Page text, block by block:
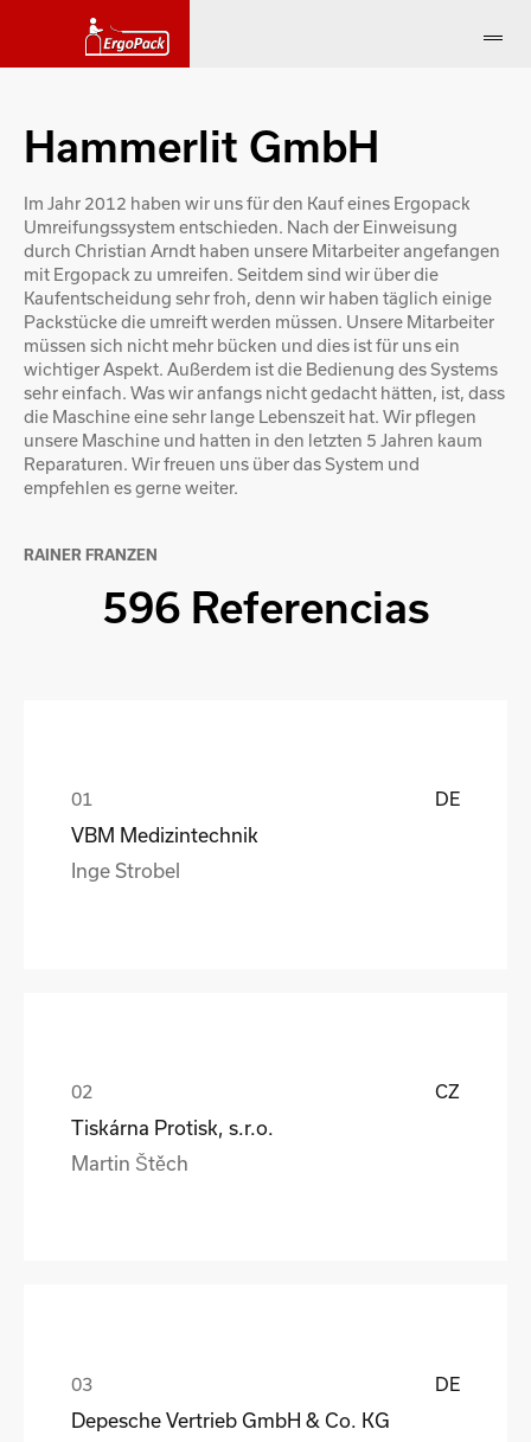
Hammerlit GmbH
Im Jahr 2012 haben wir uns für den Kauf eines Ergopack
Umreifungssystem entschieden. Nach der Einweisung
durch Christian Arndt haben unsere Mitarbeiter angefangen
mit Ergopack zu umreifen. Seitdem sind wir über die
Kaufentscheidung sehr froh, denn wir haben täglich einige
Packstücke die umreift werden müssen. Unsere Mitarbeiter
müssen sich nicht mehr bücken und dies ist für uns ein
wichtiger Aspekt. Außerdem ist die Bedienung des Systems
sehr einfach. Was wir anfangs nicht gedacht hätten, ist, dass
die Maschine eine sehr lange Lebenszeit hat. Wir pflegen
unsere Maschine und hatten in den letzten 5 Jahren kaum
Reparaturen. Wir freuen uns über das System und
empfehlen es gerne weiter.
RAINER FRANZEN
596 Referencias
DE
VBM Medizintechnik
Inge Strobel
CZ
Tiskárna Protisk, s.r.o.
Martin Štěch
DE
Depesche Vertrieb GmbH & Co. KG